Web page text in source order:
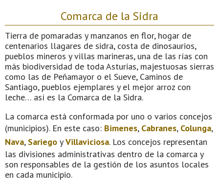
Comarca de la Sidra
Tierra de pomaradas y manzanos en flor, hogar de
centenarios llagares de sidra, costa de dinosaurios,
pueblos mineros y villas marineras, una de las rías con
más biodiversidad de toda Asturias, majestuosas sierras
como las de Peñamayor o el Sueve, Caminos de
Santiago, pueblos ejemplares y el mejor arroz con
leche… así es la Comarca de la Sidra.
La comarca está conformada por uno o varios concejos
(municipios). En este caso: Bimenes, Cabranes, Colunga,
Nava, Sariego yVillaviciosa. Los concejos representan
las divisiones administrativas dentro de la comarca y
son responsables de la gestión de los asuntos locales
en cada municipio.